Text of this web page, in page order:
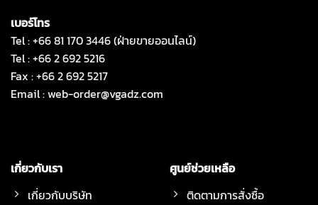
เบอร์โทร
Tel : +66 81 170 3446 (ฝ่ายขายออนไลน์)
Tel : +66 2 692 5216
Fax : +66 2 692 5217
Email :web-order@vgadz.com
เกี่ยวกับเรา
เกี่ยวกับบริษัท
ศูนย์ช่วยเหลือ
ติดตามการสั่งซื้อ